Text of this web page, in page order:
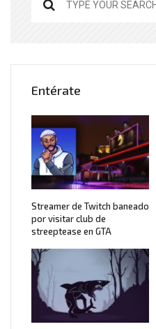
Entérate
Streamer de Twitch baneado
por visitar club de
streeptease en GTA